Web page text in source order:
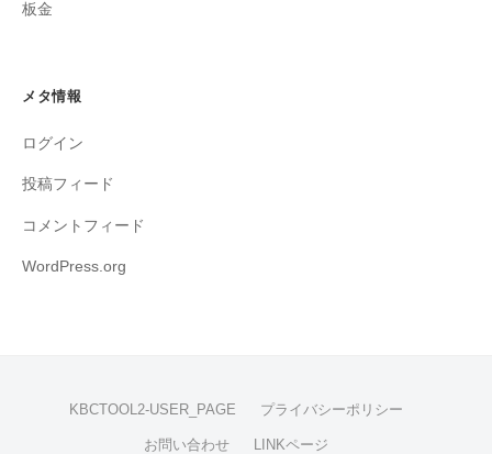
板金
メタ情報
ログイン
投稿フィード
コメントフィード
WordPress.org
KBCTOOL2-USER_PAGE プライバシーポリシー
お問い合わせ LINKページ